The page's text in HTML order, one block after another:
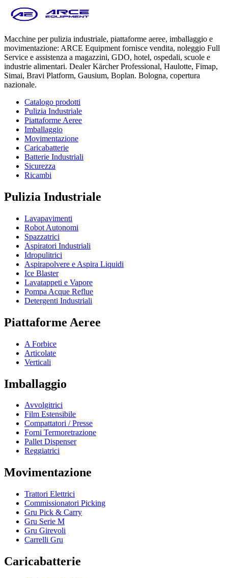
Macchine per pulizia industriale, piattaforme aeree, imballaggio e
movimentazione: ARCE Equipment fornisce vendita, noleggio Full
Service e assistenza a magazzini, GDO, hotel, ospedali, scuole e
industrie alimentari. Dealer Kärcher Professional, Haulotte, Fimap,
Simai, Bravi Platform, Gausium, Boplan. Bologna, copertura
nazionale.
Catalogo prodotti
Pulizia Industriale
Piattaforme Aeree
Imballaggio
Movimentazione
Caricabatterie
Batterie Industriali
Sicurezza
Ricambi
Pulizia Industriale
Lavapavimenti
Robot Autonomi
Spazzatrici
Aspiratori Industriali
Idropulitrici
Aspirapolvere e Aspira Liquidi
Ice Blaster
Lavatappeti e Vapore
Pompa Acque Reflue
Detergenti Industriali
Piattaforme Aeree
A Forbice
Articolate
Verticali
Imballaggio
Avvolgitrici
Film Estensibile
Compattatori / Presse
Forni Termoretrazione
Pallet Dispenser
Reggiatrici
Movimentazione
Trattori Elettrici
Commissionatori Picking
Gru Pick & Carry
Gru Serie M
Gru Girevoli
Carrelli Gru
Caricabatterie